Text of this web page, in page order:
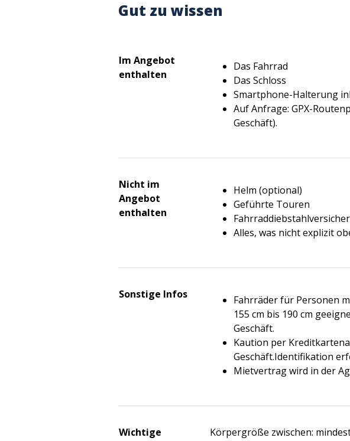
Gut zu wissen
Im Angebot
enthalten
Das Fahrrad
Das Schloss
Smartphone-Halterung
Auf Anfrage: GPX-
Geschäft).
Nicht im
Angebot
enthalten
Helm (optional)
Geführte Touren
Alles, was nicht explizit
Sonstige Infos
Fahrräder für Personen
155 cm bis 190 cm
Geschäft.
Kaution per
Geschäft.Identifikation
Mietvertrag wird in der
Wichtige
Körpergröße zwischen: